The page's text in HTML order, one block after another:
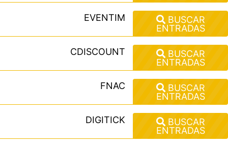
EVENTIM
BUSCAR
ENTRADAS
CDISCOUNT
BUSCAR
ENTRADAS
FNAC
BUSCAR
ENTRADAS
DIGITICK
BUSCAR
ENTRADAS